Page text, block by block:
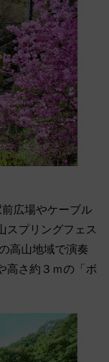
広場やケーブル
スプリングフェス
高山地域で演奏
高さ約３ｍの「ボ